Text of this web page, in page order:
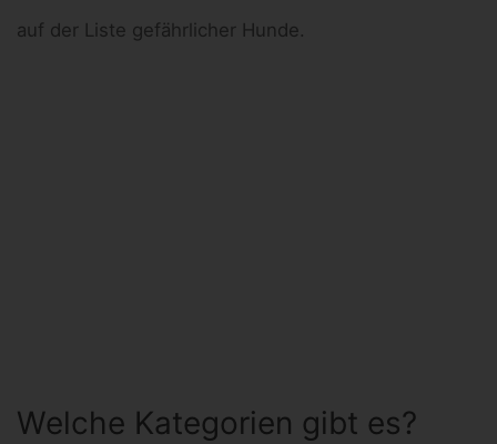
auf der Liste gefährlicher Hunde.
Welche Kategorien gibt es?